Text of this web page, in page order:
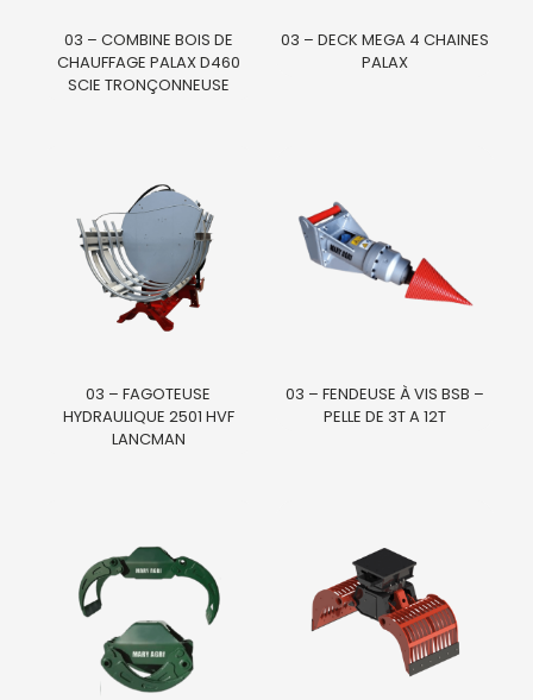
03 – COMBINE BOIS DE
CHAUFFAGE PALAX D460
SCIE TRONÇONNEUSE
03 – DECK MEGA 4 CHAINES
PALAX
03 – FAGOTEUSE
HYDRAULIQUE 2501 HVF
LANCMAN
03 – FENDEUSE À VIS BSB –
PELLE DE 3T A 12T